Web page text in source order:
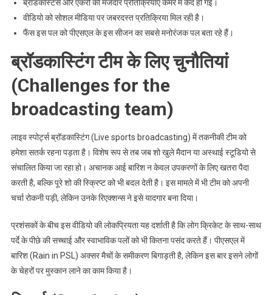
ब्रॉडकास्टर्स और एंकरों की मजेदार प्रतिक्रियाएं कैमरे में कैद हो गईं।
वीडियो को सोशल मीडिया पर जबरदस्त प्रतिक्रिया मिल रही है।
फैंस इस पल को पीएसएल के इस सीजन का सबसे मनोरंजक पल बता रहे हैं।
ब्रॉडकास्टिंग टीम के लिए चुनौतियां
(Challenges for the
broadcasting team)
लाइव स्पोर्ट्स ब्रॉडकास्टिंग (Live sports broadcasting) में तकनीकी टीम को
हमेशा सतर्क रहना पड़ता है। विशेष रूप से तब जब शो खुले मैदान या अस्थाई स्टूडियो से
संचालित किया जा रहा हो। अचानक आई बारिश न केवल उपकरणों के लिए खतरा पैदा
करती है, बल्कि पूरे शो की स्क्रिप्ट को भी बदल देती है। इस मामले में भी टीम को अपनी
चर्चा रोकनी पड़ी, लेकिन उनके रिएक्शन्स ने इसे यादगार बना दिया।
प्रशंसकों के बीच इस वीडियो की लोकप्रियता यह दर्शाती है कि लोग क्रिकेट के साथ-साथ
पर्दे के पीछे की सच्चाई और स्वाभाविक पलों को भी कितना पसंद करते हैं। पीएसएल में
बारिश (Rain in PSL) अक्सर मैचों के समीकरण बिगाड़ती है, लेकिन इस बार इसने लोगों
के चेहरों पर मुस्कान लाने का काम किया है।